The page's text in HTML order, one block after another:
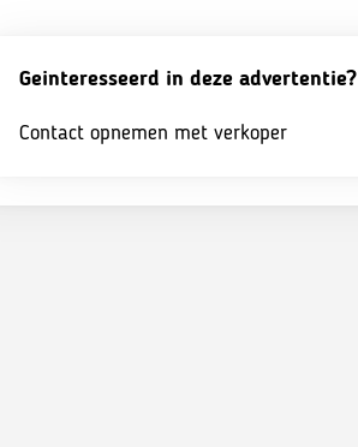
Geinteresseerd in deze advertentie?
Contact opnemen met verkoper